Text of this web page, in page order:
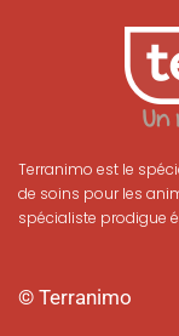
Terranimo est le
de soins pour les
spécialiste prodigue
© Terranimo